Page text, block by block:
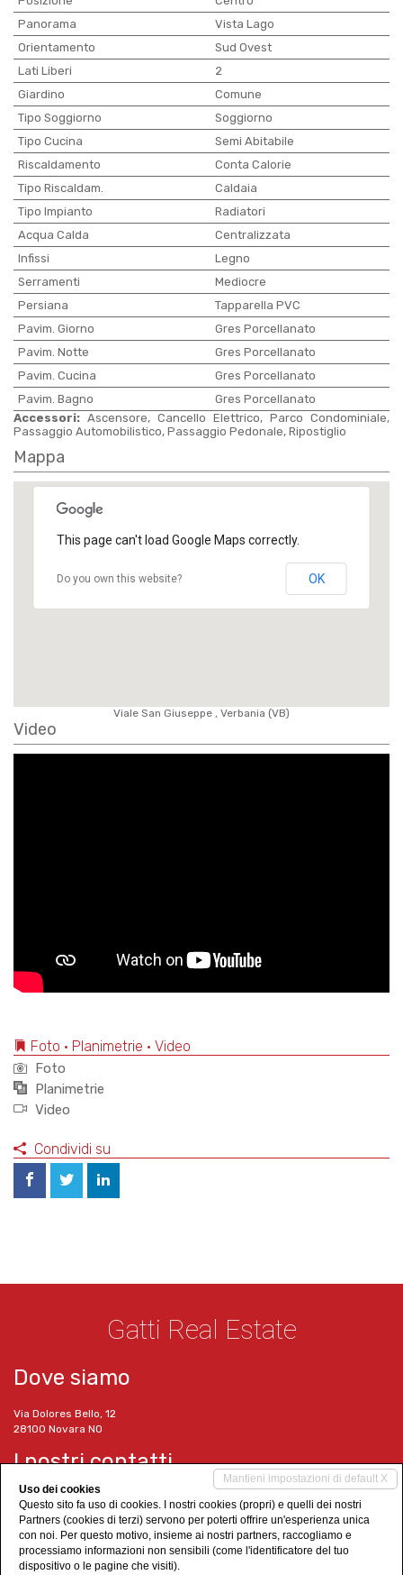
Panorama
Vista Lago
Orientamento
Sud Ovest
Lati Liberi
2
Giardino
Comune
Tipo Soggiorno
Soggiorno
Tipo Cucina
Semi Abitabile
Riscaldamento
Conta Calorie
Tipo Riscaldam.
Caldaia
Tipo Impianto
Radiatori
Acqua Calda
Centralizzata
Infissi
Legno
Serramenti
Mediocre
Persiana
Tapparella PVC
Pavim. Giorno
Gres Porcellanato
Pavim. Notte
Gres Porcellanato
Pavim. Cucina
Gres Porcellanato
Pavim. Bagno
Gres Porcellanato
Accessori: Ascensore, Cancello Elettrico, Parco Condominiale,
Passaggio Automobilistico, Passaggio Pedonale, Ripostiglio
Mappa
This page can't load Google Maps correctly.
Do you own this website? OK
Viale San Giuseppe , Verbania (VB)
Video
Foto • Planimetrie • Video
Foto
Planimetrie
Video
Condividi su
Gatti Real Estate
Dove siamo
Via Dolores Bello, 12
28100 Novara NO
I nostri contatti
Tel. 0321 1518290
Cell. 351 6347423
info@gattirealestate.it
www.gattirealestate.it
Mantieni impostazioni di default X
Uso dei cookies
Questo sito fa uso di cookies. I nostri cookies (propri) e quelli dei nostri
Partners (cookies di terzi) servono per poterti offrire un'esperienza unica
con noi. Per questo motivo, insieme ai nostri partners, raccogliamo e
processiamo informazioni non sensibili (come l'identificatore del tuo
dispositivo o le pagine che visiti).